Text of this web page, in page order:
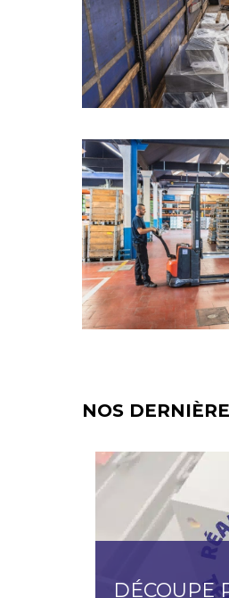
NOS
DÉCOUPE